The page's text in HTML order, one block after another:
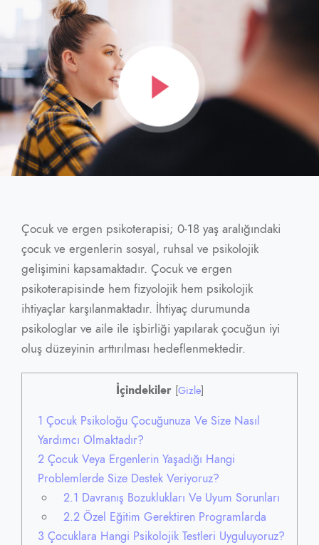
Çocuk ve ergen psikoterapisi; 0-18 yaş aralığındaki
çocuk ve ergenlerin sosyal, ruhsal ve psikolojik
gelişimini kapsamaktadır. Çocuk ve ergen
psikoterapisinde hem fizyolojik hem psikolojik
ihtiyaçlar karşılanmaktadır. İhtiyaç durumunda
psikologlar ve aile ile işbirliği yapılarak çocuğun iyi
oluş düzeyinin arttırılması hedeflenmektedir.
İçindekiler [Gizle]
1 Çocuk Psikoloğu Çocuğunuza Ve Size Nasıl
Yardımcı Olmaktadır?
2 Çocuk Veya Ergenlerin Yaşadığı Hangi
Problemlerde Size Destek Veriyoruz?
2.1 Davranış Bozuklukları Ve Uyum Sorunları
2.2 Özel Eğitim Gerektiren Programlarda
3 Çocuklara Hangi Psikolojik Testleri Uyguluyoruz?